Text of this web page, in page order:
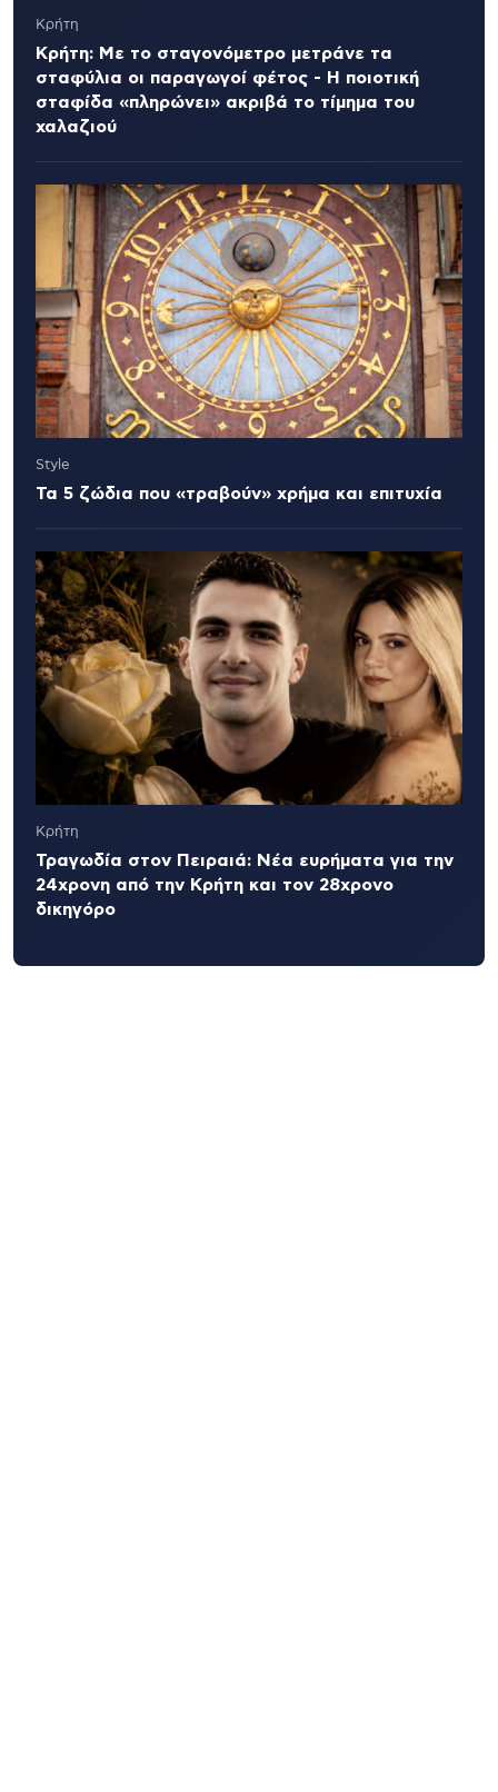
Κρήτη
Κρήτη: Με το σταγονόμετρο μετράνε τα
σταφύλια οι παραγωγοί φέτος - Η ποιοτική
σταφίδα «πληρώνει» ακριβά το τίμημα του
χαλαζιού
Style
Τα 5 ζώδια που «τραβούν» χρήμα και επιτυχία
Κρήτη
Τραγωδία στον Πειραιά: Νέα ευρήματα για την
24χρονη από την Κρήτη και τον 28χρονο
δικηγόρο